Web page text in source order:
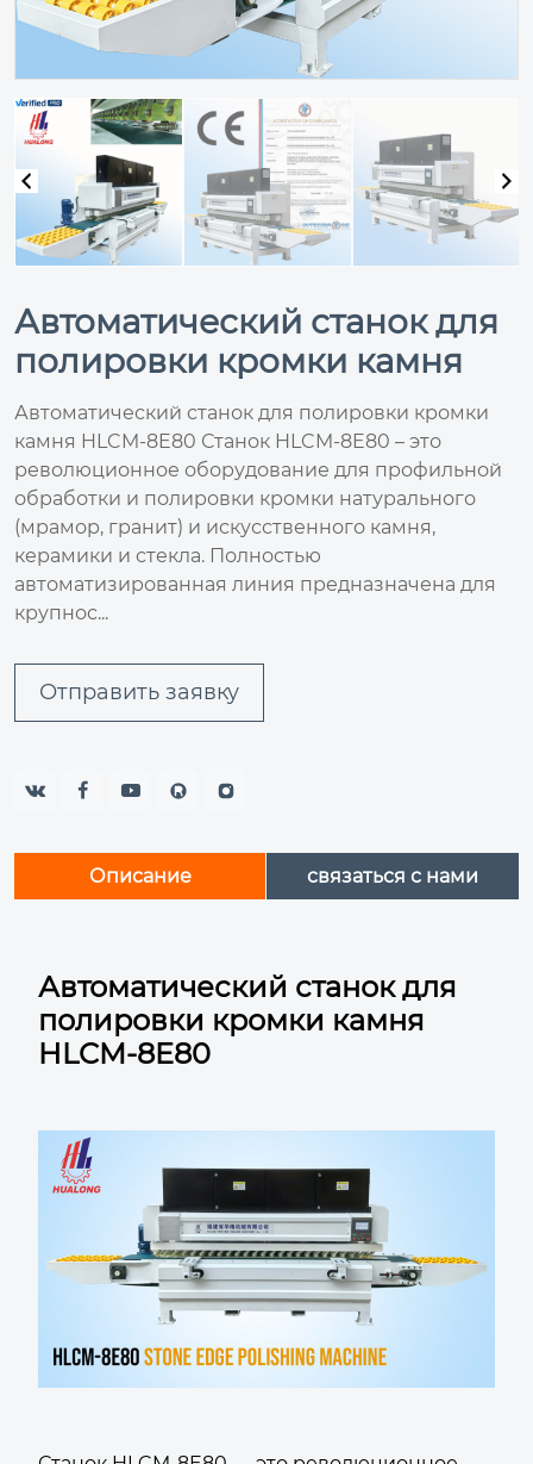
Автоматический станок для
полировки кромки камня
Автоматический станок для полировки кромки
камня HLCM-8E80 Станок HLCM-8E80 – это
революционное оборудование для профильной
обработки и полировки кромки натурального
(мрамор, гранит) и искусственного камня,
керамики и стекла. Полностью
автоматизированная линия предназначена для
крупнос...
Отправить заявку
  
Описание связаться с нами
Автоматический станок для
полировки кромки камня
HLCM-8E80